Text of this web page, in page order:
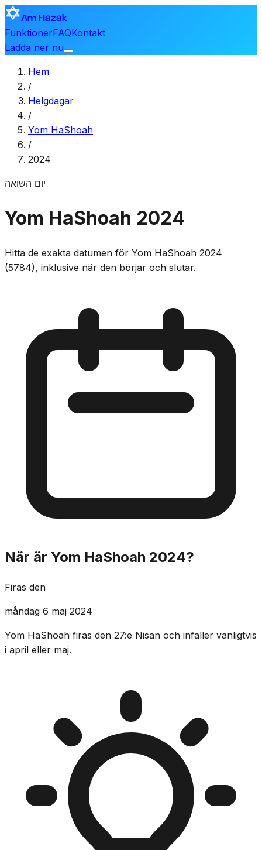
Am Hazak
FunktionerFAQKontakt
Ladda ner nu
Hem
/
Helgdagar
/
Yom HaShoah
/
2024
יום השואה
Yom HaShoah 2024
Hitta de exakta datumen för Yom HaShoah 2024
(5784), inklusive när den börjar och slutar.
När är Yom HaShoah 2024?
Firas den
måndag 6 maj 2024
Yom HaShoah firas den 27:e Nisan och infaller vanligtvis
i april eller maj.